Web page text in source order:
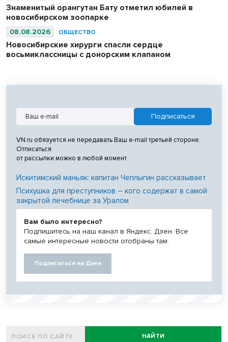
Знаменитый орангутан Бату отметил юбилей в
новосибирском зоопарке
08.08.2026 ОБЩЕСТВО
Новосибирские хирурги спасли сердце
восьмиклассницы с донорским клапаном
VN.ru обязуется не передавать Ваш e-mail третьей стороне.
Отписаться
от рассылки можно в любой момент
Искитимский маньяк: капитан Чеплыгин рассказывает
Психушка для преступников – кого содержат в самой
закрытой лечебнице за Уралом
Вам было интересно?
Подпишитесь на наш канал в Яндекс. Дзен. Все
самые интересные новости отобраны там.
Подписаться на Дзен
НАЙТИ